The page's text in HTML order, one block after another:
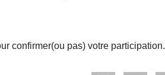
confirmer(ou pas) votre participation.